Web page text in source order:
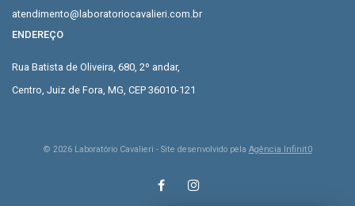
atendimento@laboratoriocavalieri.com.br
ENDEREÇO
Rua Batista de Oliveira, 680, 2º andar,
Centro, Juiz de Fora, MG, CEP 36010-121
© 2026Laboratório Cavalieri - Site desenvolvido pela Agência Infinit0